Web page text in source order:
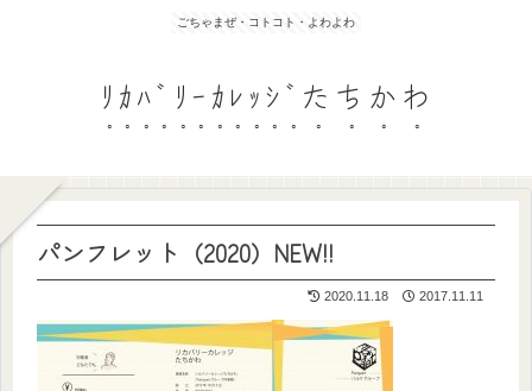
ごちゃまぜ・コトコト・よわよわ
ﾘｶﾊﾞﾘｰｶﾚｯｼﾞたちかわ
パンフレット（2020）NEW!!
2020.11.18 2017.11.11